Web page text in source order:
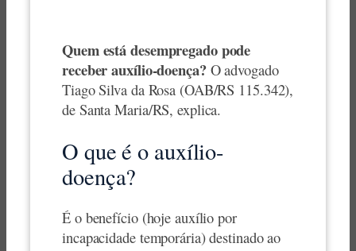
Quem está desempregado pode
receber auxílio-doença?O advogado
Tiago Silva da Rosa (OAB/RS 115.342),
de Santa Maria/RS, explica.
O que é o auxílio-
doença?
É o benefício (hoje auxílio por
incapacidade temporária) destinado ao